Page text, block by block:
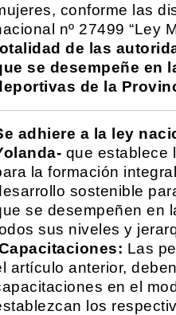
conforme las
nº 27499 “Ley
de las
se desempeñe en
de la
adhiere a la ley
que establece
la formación
sostenible
se desempeñen en
sus niveles y
Las
artículo anterior,
en el
los